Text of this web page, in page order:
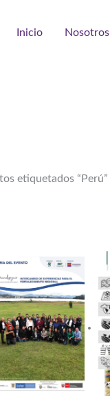
Inicio Nosotros
etiquetados “Perú”